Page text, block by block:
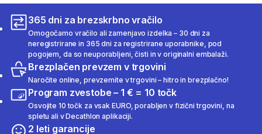
365 dni za brezskrbno vračilo
Omogočamo vračilo ali zamenjavo izdelka – 30 dni za
neregistrirane in 365 dni za registrirane uporabnike, pod
pogojem, da so neuporabljeni, čisti in v originalni embalaži.
Brezplačen prevzem v trgovini
Naročite online, prevzemite v trgovini – hitro in brezplačno!
Program zvestobe – 1 € = 10 točk
Osvojite 10 točk za vsak EURO, porabljen v fizični trgovini, na
spletu ali v Decathlon aplikaciji.
2 leti garancije